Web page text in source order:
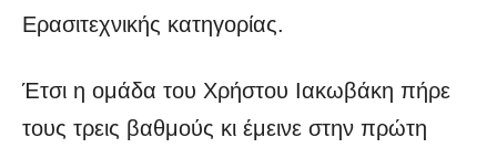
Ερασιτεχνικής κατηγορίας.
Έτσι η ομάδα του Χρήστου Ιακωβάκη πήρε
τους τρεις βαθμούς κι έμεινε στην πρώτη